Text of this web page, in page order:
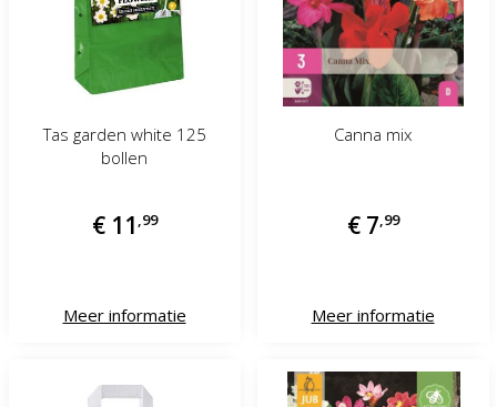
Tas garden white 125
bollen
€ 11 99
Meer informatie
Canna mix
€ 7 99
Meer informatie